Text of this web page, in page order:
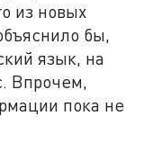
из новых
бы,
язык, на
Впрочем,
пока не